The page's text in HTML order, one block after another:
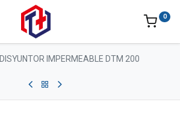
0
DISYUNTOR IMPERMEABLE DTM 200